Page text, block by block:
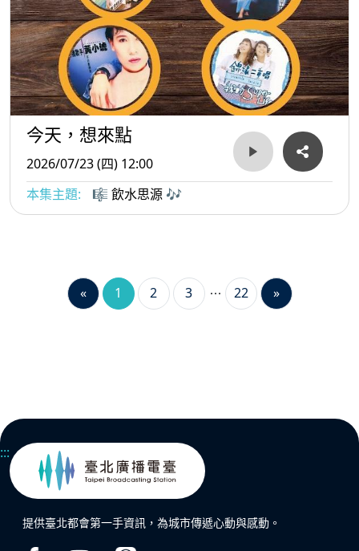
今天，想來點
2026/07/23 (四) 12:00
本集主題:
🎼 飲水思源 🎶
« 1 2 3 22 »
:::
提供臺北都會第一手資訊，為城市傳遞心動與感動。